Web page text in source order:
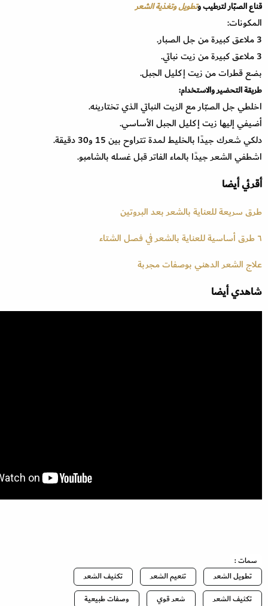
قناع الصبّار لترطيب وتطويل وتغذية الشعر
المكونات:
3 ملاعق كبيرة من جل الصبار.
3 ملاعق كبيرة من زيت نباتي.
بضع قطرات من زيت إكليل الجبل.
طريقة التحضير والاستخدام:
اخلطي جل الصبّار مع الزيت النباتي الذي تختارينه.
أضيفي إليها زيت إكليل الجبل الأساسي.
دلكي شعرك جيدًا بالخليط لمدة تتراوح بين 15 و30 دقيقة.
اشطفي الشعر جيدًا بالماء الفاتر قبل غسله بالشامبو.
أقرئي أيضا
طرق سريعة للعناية بالشعر بعد البروتين
٦ طرق أساسية للعناية بالشعر في فصل الشتاء
علاج الشعر الدهني بوصفات مجربة
شاهدي أيضا
سمات :
تطويل الشعر
تنعيم الشعر
تكثيف الشعر
تكثيف الشعر
شعر قوي
وصفات طبيعية